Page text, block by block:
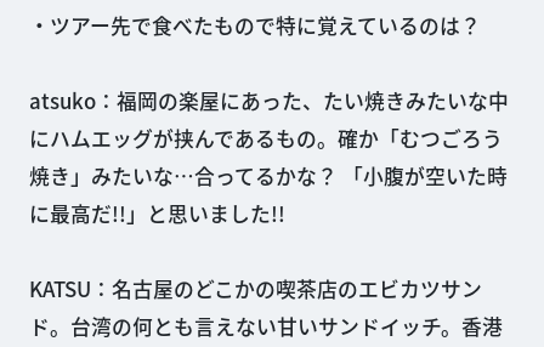
・ツアー先で食べたもので特に覚えているのは？
atsuko：福岡の楽屋にあった、たい焼きみたいな中
にハムエッグが挟んであるもの。確か「むつごろう
焼き」みたいな…合ってるかな？ 「小腹が空いた時
に最高だ!!」と思いました!!
KATSU：名古屋のどこかの喫茶店のエビカツサン
ド。台湾の何とも言えない甘いサンドイッチ。香港